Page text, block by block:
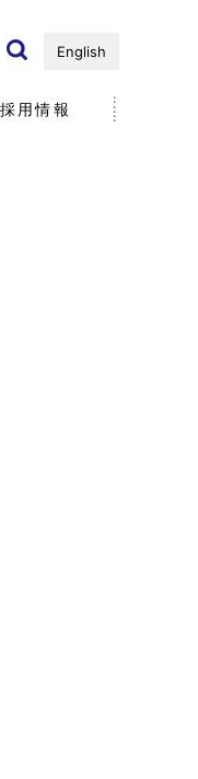
English
事例
様へ
採用情報